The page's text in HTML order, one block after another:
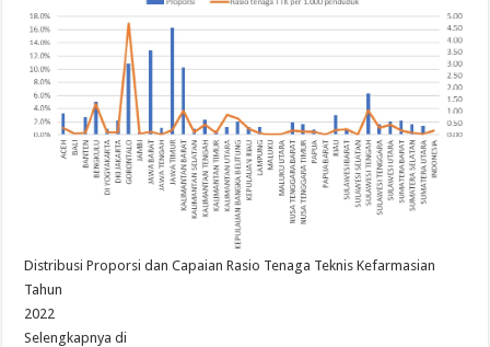
Distribusi Proporsi dan Capaian Rasio Tenaga Teknis Kefarmasian
Tahun
2022
Selengkapnya di